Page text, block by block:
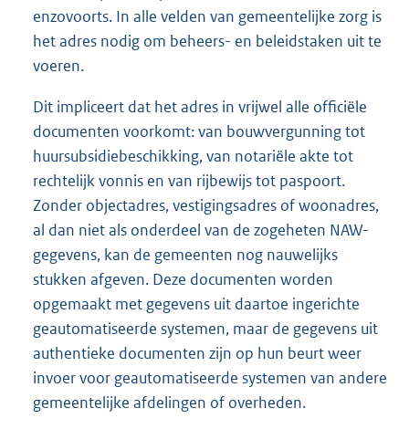
enzovoorts. In alle velden van gemeentelijke zorg is
het adres nodig om beheers- en beleidstaken uit te
voeren.
Dit impliceert dat het adres in vrijwel alle officiële
documenten voorkomt: van bouwvergunning tot
huursubsidiebeschikking, van notariële akte tot
rechtelijk vonnis en van rijbewijs tot paspoort.
Zonder objectadres, vestigingsadres of woonadres,
al dan niet als onderdeel van de zogeheten NAW-
gegevens, kan de gemeenten nog nauwelijks
stukken afgeven. Deze documenten worden
opgemaakt met gegevens uit daartoe ingerichte
geautomatiseerde systemen, maar de gegevens uit
authentieke documenten zijn op hun beurt weer
invoer voor geautomatiseerde systemen van andere
gemeentelijke afdelingen of overheden.